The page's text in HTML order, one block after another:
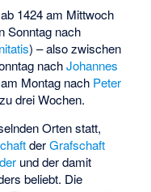
1424 am Mittwoch
Sonntag nach
) – also zwischen
nachJohannes
Montag nach Peter
drei Wochen.
Orten statt,
derGrafschaft
und der damit
beliebt. Die